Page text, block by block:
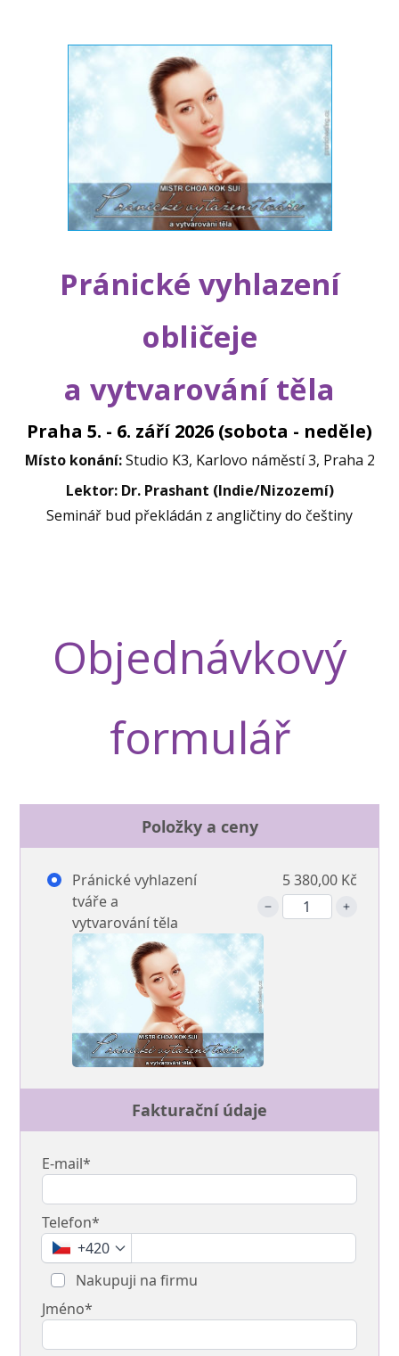
Pránické vyhlazení
obličeje
a vytvarování těla
Praha 5. - 6. září 2026 (sobota - neděle)
Místo konání:Studio K3, Karlovo náměstí 3, Praha 2
Lektor: Dr. Prashant (Indie/Nizozemí)
Seminář bud překládán z angličtiny do češtiny
Objednávkový
formulář
Položky a ceny
Pránické vyhlazení
tváře a
vytvarování těla
5 380,00 Kč
Fakturační údaje
E-mail*
Telefon*
+420
Nakupuji na firmu
Jméno*